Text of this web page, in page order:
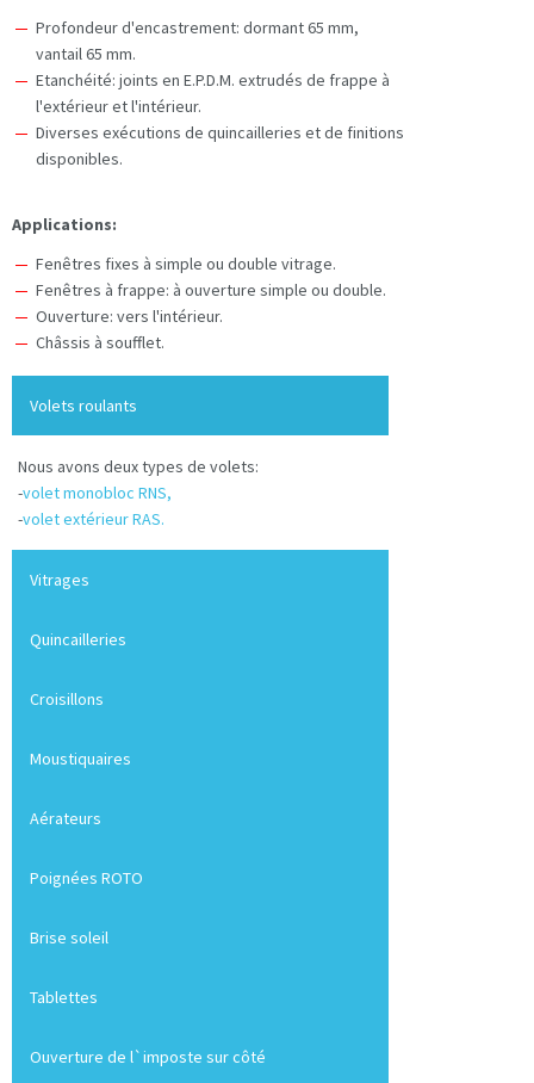
Profondeur d'encastrement: dormant 65 mm,
vantail 65 mm.
Etanchéité: joints en E.P.D.M. extrudés de frappe à
l'extérieur et l'intérieur.
Diverses exécutions de quincailleries et de finitions
disponibles.
Applications:
Fenêtres fixes à simple ou double vitrage.
Fenêtres à frappe: à ouverture simple ou double.
Ouverture: vers l'intérieur.
Châssis à soufflet.
Volets roulants
Nous avons deux types de volets:
-volet monobloc RNS,
-volet extérieur RAS.
Vitrages
Quincailleries
Croisillons
Moustiquaires
Aérateurs
Poignées ROTO
Brise soleil
Tablettes
Ouverture de l`imposte sur côté